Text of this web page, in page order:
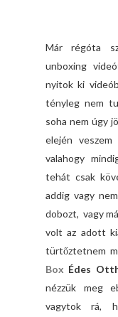
Már régóta
unboxing
nyitok ki
tényleg nem
soha nem úgy
elején
valahogy
tehát csak
addig vagy
dobozt, vagy
volt az adott
türtőztetnem
Box Édes
nézzük meg
vagytok rá,